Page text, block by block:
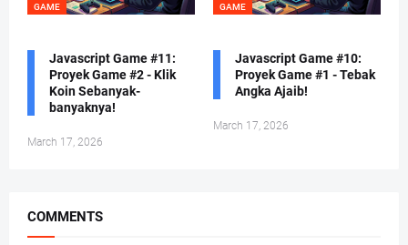
GAME
Javascript Game #11:
Proyek Game #2 - Klik
Koin Sebanyak-
banyaknya!
March 17, 2026
GAME
Javascript Game #10:
Proyek Game #1 - Tebak
Angka Ajaib!
March 17, 2026
COMMENTS